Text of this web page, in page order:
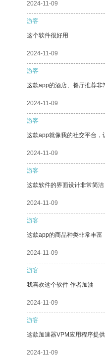
2024-11-09
游客
这个软件很好用
2024-11-09
游客
这款app的酒店、餐厅推荐非
2024-11-09
游客
这款app就像我的社交平台，
2024-11-09
游客
这款软件的界面设计非常简洁
2024-11-09
游客
这款app的商品种类非常丰富
2024-11-09
游客
我喜欢这个软件 作者加油
2024-11-09
游客
这款加速器VPM应用程序提
2024-11-09